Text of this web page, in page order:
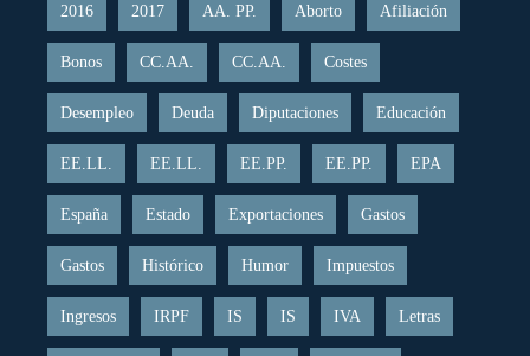
2016 2017 AA. PP. Aborto Afiliación
Bonos CC.AA. CC.AA. Costes
Desempleo Deuda Diputaciones Educación
EE.LL. EE.LL. EE.PP. EE.PP. EPA
España Estado Exportaciones Gastos
Gastos Histórico Humor Impuestos
Ingresos IRPF IS IS IVA Letras